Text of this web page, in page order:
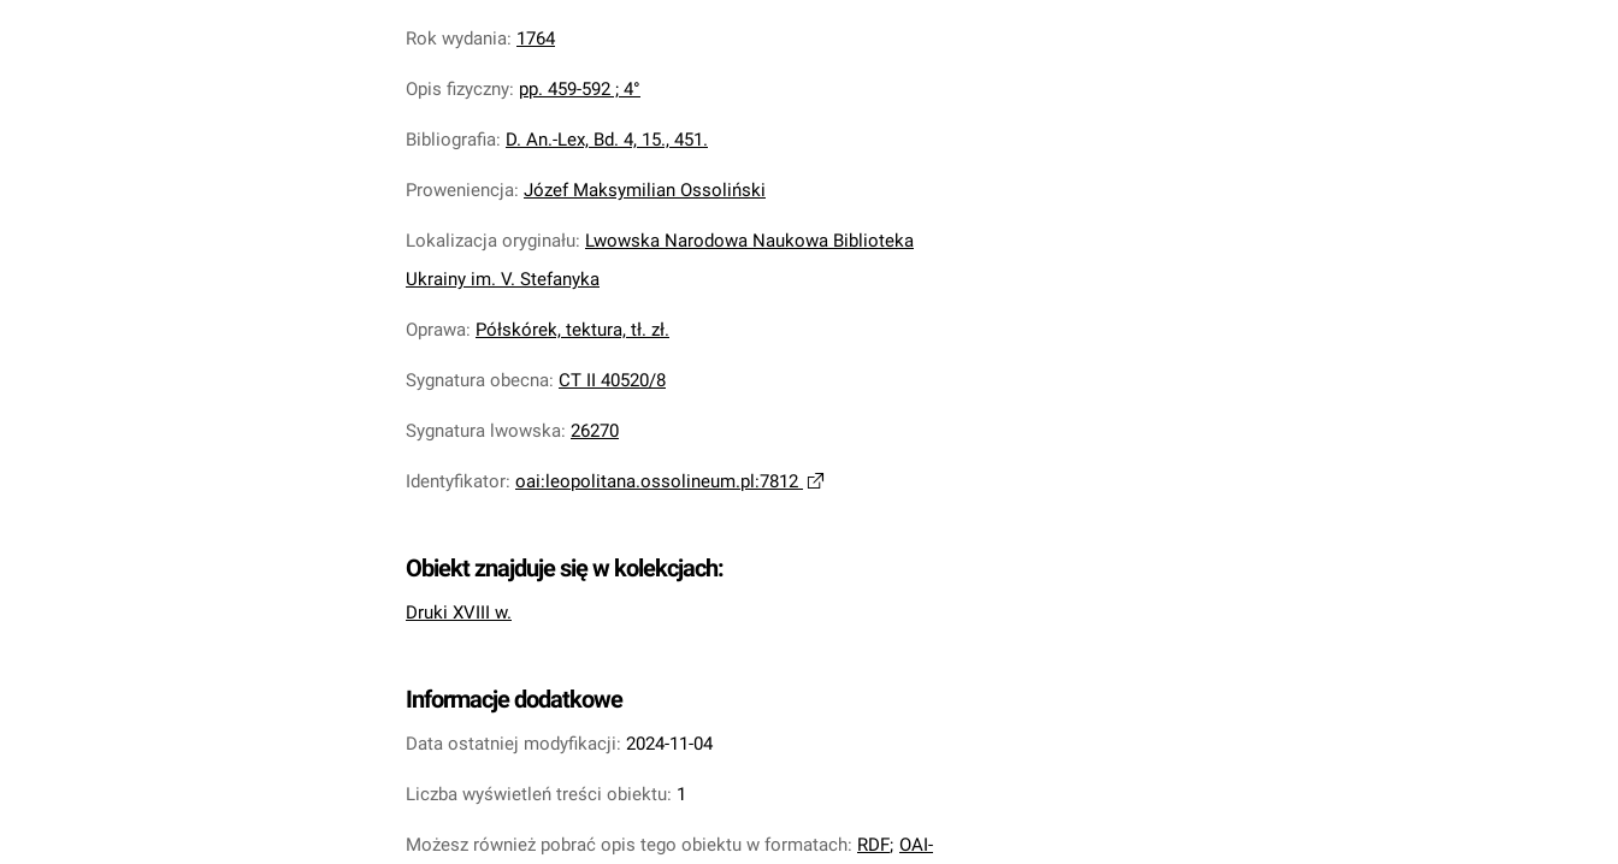
Rok wydania: 1764
Opis fizyczny: pp. 459-592 ; 4°
Bibliografia: D. An.-Lex, Bd. 4, 15., 451.
Proweniencja: Józef Maksymilian Ossoliński
Lokalizacja oryginału: Lwowska Narodowa Naukowa Biblioteka
Ukrainy im. V. Stefanyka
Oprawa: Półskórek, tektura, tł. zł.
Sygnatura obecna: CT II 40520/8
Sygnatura lwowska: 26270
Identyfikator: oai:leopolitana.ossolineum.pl:7812
Obiekt znajduje się w kolekcjach:
Druki XVIII w.
Informacje dodatkowe
Data ostatniej modyfikacji: 2024-11-04
Liczba wyświetleń treści obiektu: 1
Możesz również pobrać opis tego obiektu w formatach: RDF; OAI-